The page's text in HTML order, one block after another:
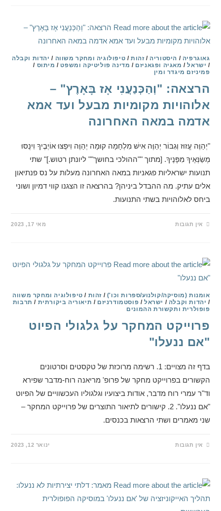
גאוגרפיה / היסטוריה /זהות / טיפולוגיה ומחקר משווה / יהדות וקבלה
/ ישראל/ מאגיה ופגאניזם / מדינה פוליטיקה ומשפט / מיתוס /
פמיניזם מיגדר ומין
הרצאה: "וְהַכְּנַעֲנִי אָז בָּאָרֶץ" –
אלוהויות מקומיות מבעל ועד אמא
אדמה במאה האחרונה
"יְהַוֶּה עֱזוּז וְגִבּוֹר יְהַוֶּה אִישׁ מִלְחָמָה קוּמָה יְהַוֶּה וִיפֻצּוּ אוֹיְבֶיךָ וִינֻסּוּ
מְשַׂנְּאֶיךָ מִפָּנֶיךָ. [מתוך ""ההולכי בחושך"" ליונתן רטוש.]" שתי
תנועות ישראליות פגאניות במאה האחרונה מעלות על נס פנתיאון
אלים עתיק. מה ההבדל ביניהן? בהרצאה זו הצגנו קווי דמיון ושוני
ביחס לאלוהויות בשתי התנועות.
אין תגובות מאי 17, 2023
אומנות (מוסיקה/קולנוע/ספרות וכו') /זהות / טיפולוגיה ומחקר משווה
/ יהדות וקבלה / ישראל / פוסטמודרניזם / תיאוריה ביקורתית / תרבות
פופולרית ותקשורת ההמונים
פרוייקט המחקר על גלגולי הפיוט
"אם ננעלו"
בדף זה מצויים: 1. רשימה מרוכזת של טקסטים וסרטונים
הקשורים בפרוייקט מחקר של פרופ' מריאנה רוח-מדבר שפירא
וד"ר עמרי רוח מדבר, אודות ביצועיו וגלגוליו העכשוויים של הפיוט
"אם ננעלו". 2. קישורים לתיאור התוצרים של פרוייקט המחקר –
שני מאמרים ושתי הרצאות בכנסים.
אין תגובות ינואר 12, 2023